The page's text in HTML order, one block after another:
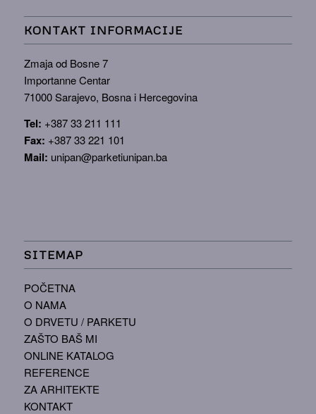
KONTAKT INFORMACIJE
Zmaja od Bosne 7
Importanne Centar
71000 Sarajevo, Bosna i Hercegovina
Tel: +387 33 211 111
Fax: +387 33 221 101
Mail: unipan@parketiunipan.ba
SITEMAP
POČETNA
O NAMA
O DRVETU / PARKETU
ZAŠTO BAŠ MI
ONLINE KATALOG
REFERENCE
ZA ARHITEKTE
KONTAKT